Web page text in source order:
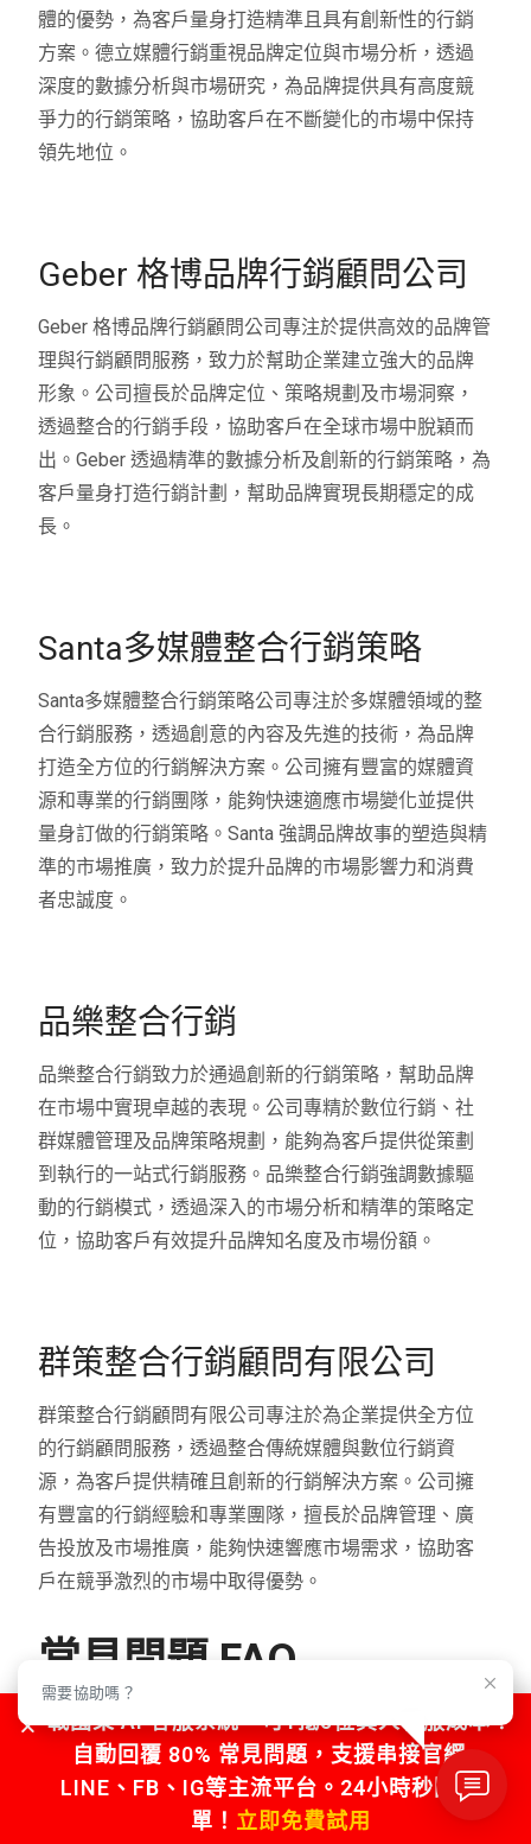
體的優勢，為客戶量身打造精準且具有創新性的行銷
方案。德立媒體行銷重視品牌定位與市場分析，透過
深度的數據分析與市場研究，為品牌提供具有高度競
爭力的行銷策略，協助客戶在不斷變化的市場中保持
領先地位。
Geber 格博品牌行銷顧問公司
Geber 格博品牌行銷顧問公司專注於提供高效的品牌管
理與行銷顧問服務，致力於幫助企業建立強大的品牌
形象。公司擅長於品牌定位、策略規劃及市場洞察，
透過整合的行銷手段，協助客戶在全球市場中脫穎而
出。Geber 透過精準的數據分析及創新的行銷策略，為
客戶量身打造行銷計劃，幫助品牌實現長期穩定的成
長。
Santa多媒體整合行銷策略
Santa多媒體整合行銷策略公司專注於多媒體領域的整
合行銷服務，透過創意的內容及先進的技術，為品牌
打造全方位的行銷解決方案。公司擁有豐富的媒體資
源和專業的行銷團隊，能夠快速適應市場變化並提供
量身訂做的行銷策略。Santa 強調品牌故事的塑造與精
準的市場推廣，致力於提升品牌的市場影響力和消費
者忠誠度。
品樂整合行銷
品樂整合行銷致力於通過創新的行銷策略，幫助品牌
在市場中實現卓越的表現。公司專精於數位行銷、社
群媒體管理及品牌策略規劃，能夠為客戶提供從策劃
到執行的一站式行銷服務。品樂整合行銷強調數據驅
動的行銷模式，透過深入的市場分析和精準的策略定
位，協助客戶有效提升品牌知名度及市場份額。
群策整合行銷顧問有限公司
群策整合行銷顧問有限公司專注於為企業提供全方位
的行銷顧問服務，透過整合傳統媒體與數位行銷資
源，為客戶提供精確且創新的行銷解決方案。公司擁
有豐富的行銷經驗和專業團隊，擅長於品牌管理、廣
告投放及市場推廣，能夠快速響應市場需求，協助客
戶在競爭激烈的市場中取得優勢。
常見問題 FAQ
整合行銷和廣告代操差在哪?
代操是執行單一渠道;整合行銷含策略層:定位、訊息、
渠道組合與預算配置。預算 <10 萬/月通常先做重點渠
戰國策 AI 客服系統，可1抵5位真人客服成本！
自動回覆 80% 常見問題，支援串接官網、
LINE、FB、IG等主流平台。24小時秒回不漏
單！ 立即免費試用
需要協助嗎？